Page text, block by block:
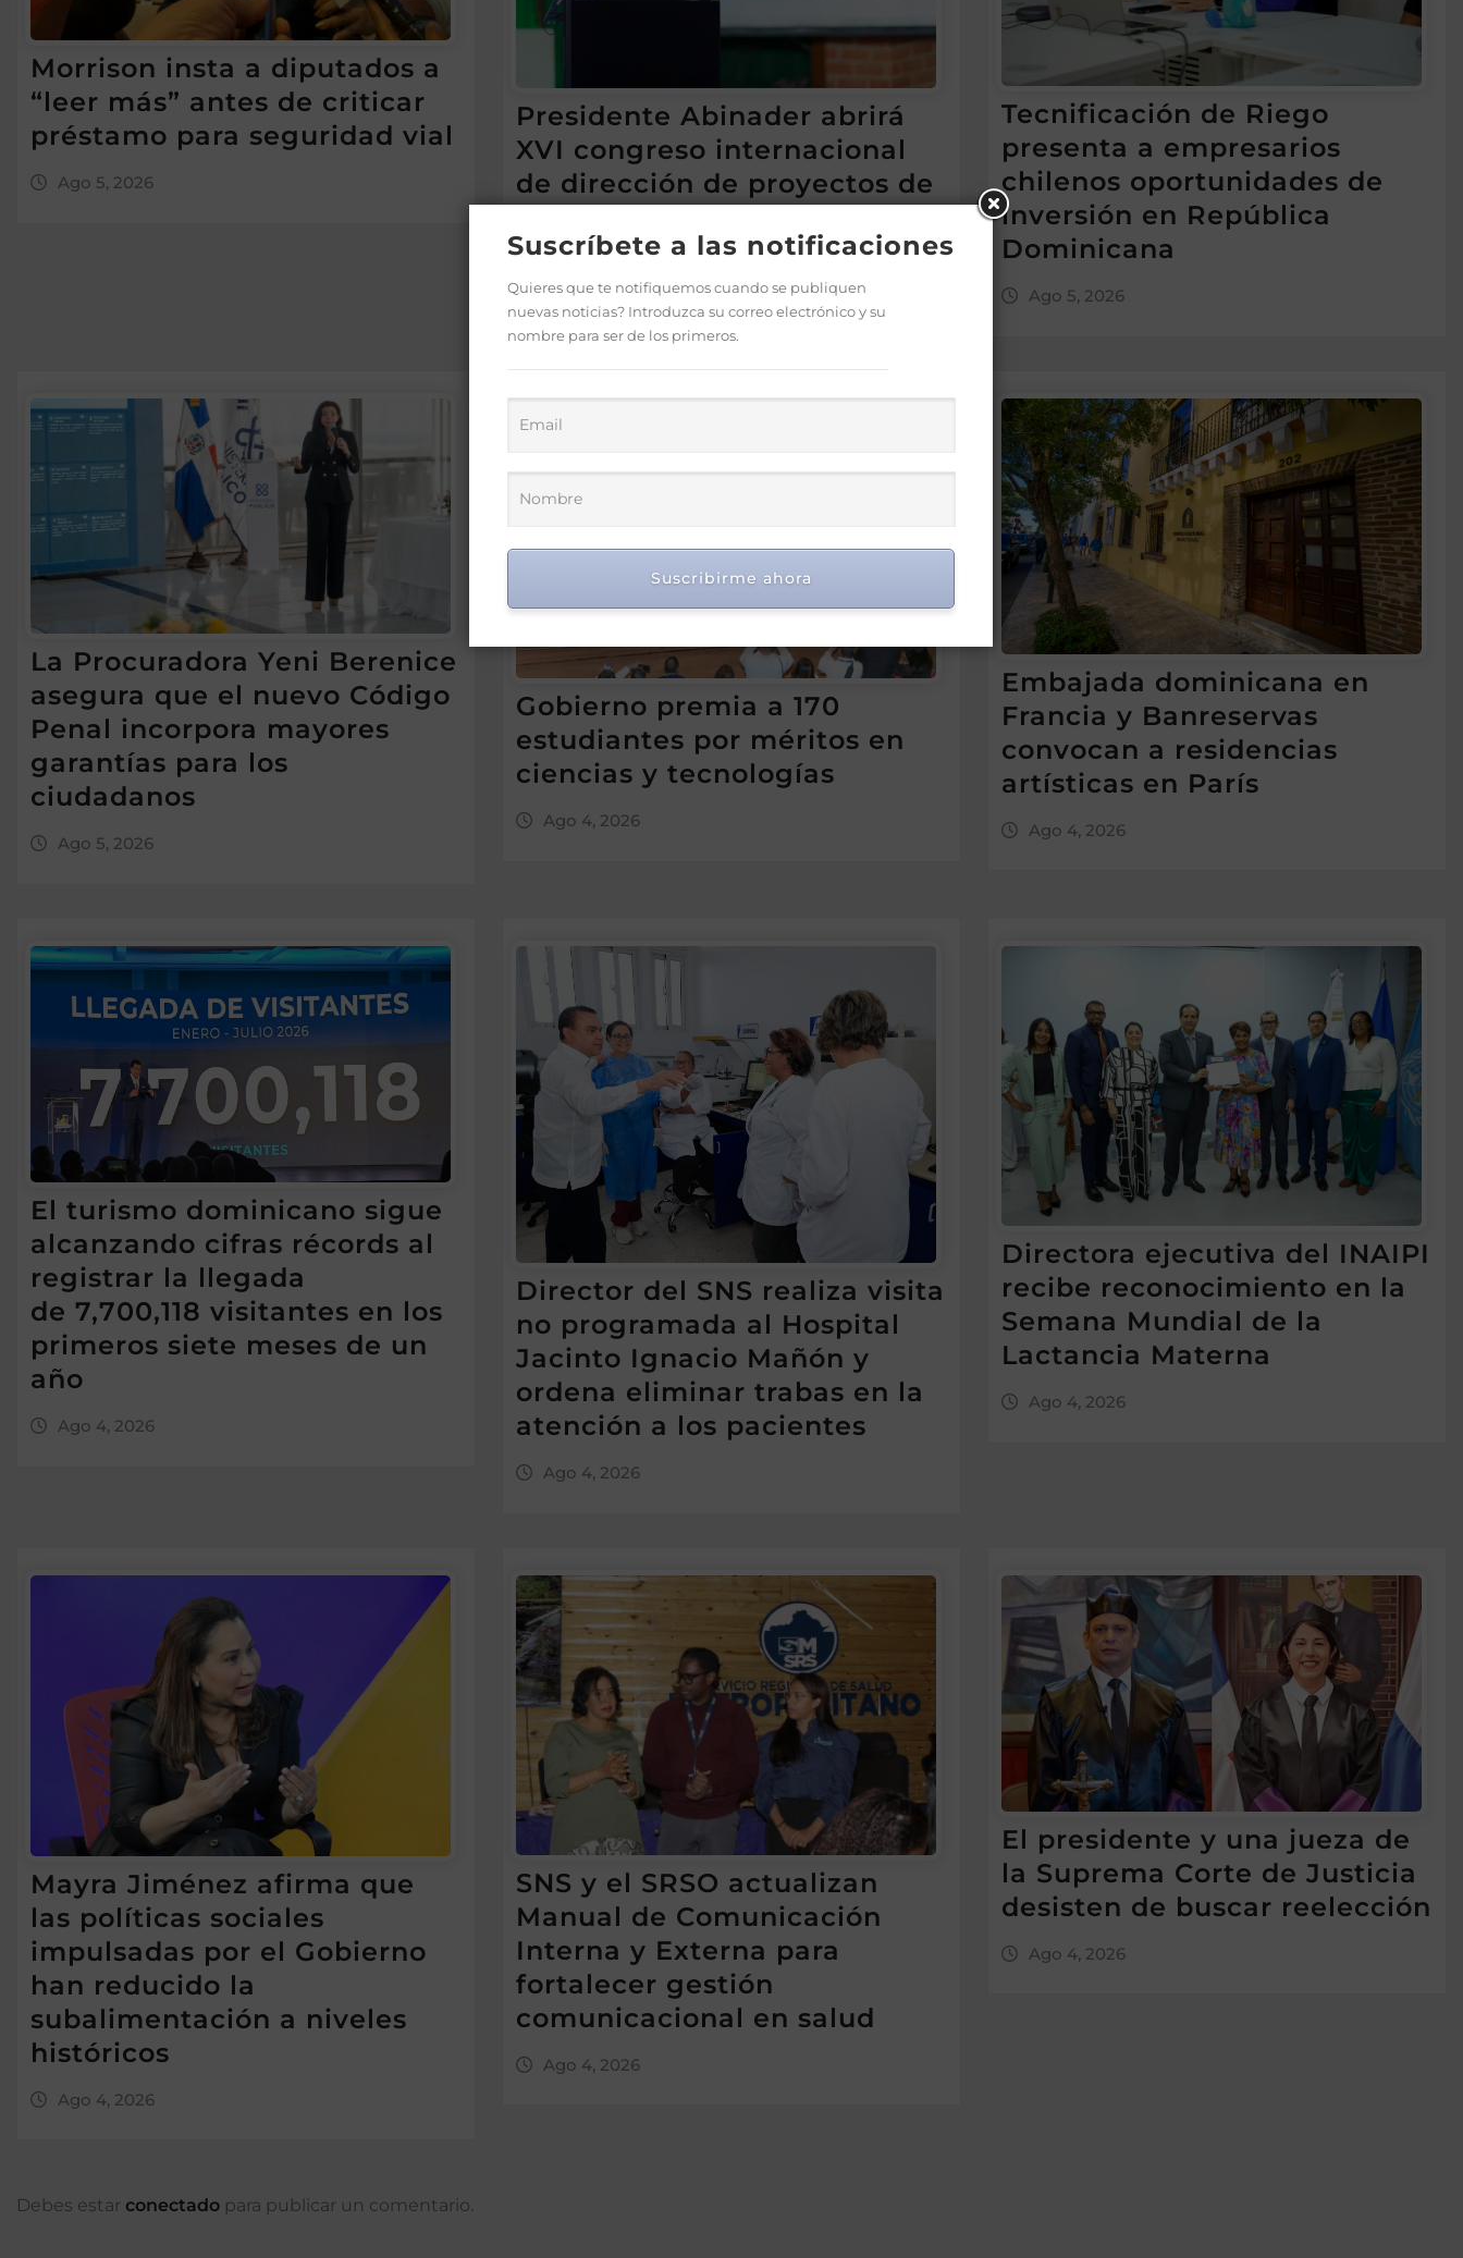
Morrison insta a diputados a
“leer más” antes de criticar
préstamo para seguridad vial
Ago 5, 2026
Presidente Abinader abrirá
XVI congreso internacional
de dirección de proyectos de
Tecnificación de Riego
presenta a empresarios
chilenos oportunidades de
inversión en República
Dominicana
Ago 5, 2026
La Procuradora Yeni Berenice
asegura que el nuevo Código
Penal incorpora mayores
garantías para los
ciudadanos
Ago 5, 2026
Gobierno premia a 170
estudiantes por méritos en
ciencias y tecnologías
Ago 4, 2026
Embajada dominicana en
Francia y Banreservas
convocan a residencias
artísticas en París
Ago 4, 2026
El turismo dominicano sigue
alcanzando cifras récords al
registrar la llegada
de 7,700,118 visitantes en los
primeros siete meses de un
año
Ago 4, 2026
Director del SNS realiza visita
no programada al Hospital
Jacinto Ignacio Mañón y
ordena eliminar trabas en la
atención a los pacientes
Ago 4, 2026
Directora ejecutiva del INAIPI
recibe reconocimiento en la
Semana Mundial de la
Lactancia Materna
Ago 4, 2026
Mayra Jiménez afirma que
las políticas sociales
impulsadas por el Gobierno
han reducido la
subalimentación a niveles
históricos
Ago 4, 2026
SNS y el SRSO actualizan
Manual de Comunicación
Interna y Externa para
fortalecer gestión
comunicacional en salud
Ago 4, 2026
El presidente y una jueza de
la Suprema Corte de Justicia
desisten de buscar reelección
Ago 4, 2026
Debes estar conectado para publicar un comentario.
Suscríbete a las notificaciones
Quieres que te notifiquemos cuando se publiquen
nuevas noticias? Introduzca su correo electrónico y su
nombre para ser de los primeros.
Suscribirme ahora